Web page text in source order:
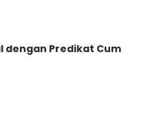
dengan Predikat Cum